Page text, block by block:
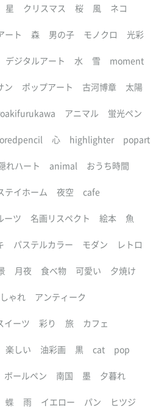
星 クリスマス 桜 風 ネコ
ート 森 男の子 モノクロ 光彩
デジタルアート 水 雪 moment
ン ポップアート 古河博章 太陽
アニマル 蛍光ペン
心 highlighter popart
れハート animal おうち時間
テイホーム 夜空 cafe
ーツ 名画リスペクト 絵本 魚
パステルカラー モダン レトロ
月夜 食べ物 可愛い 夕焼け
ゃれ アンティーク
イーツ 彩り 旅 カフェ
楽しい 油彩画 黒 cat pop
ボールペン 南国 墨 夕暮れ
蝶 雨 イエロー パン ヒツジ